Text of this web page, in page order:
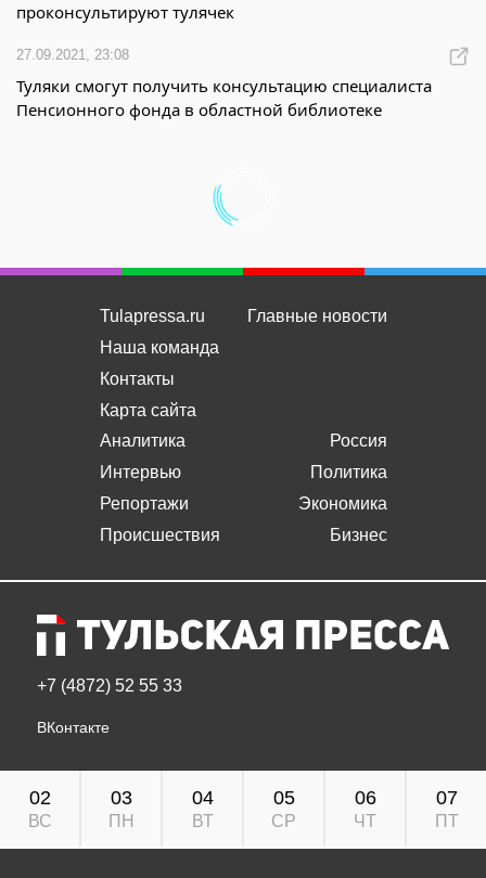
проконсультируют тулячек
27.09.2021, 23:08
Туляки смогут получить консультацию специалиста
Пенсионного фонда в областной библиотеке
Tulapressa.ru
Наша команда
Контакты
Карта сайта
Главные новости
Аналитика
Интервью
Репортажи
Происшествия
Россия
Политика
Экономика
Бизнес
+7 (4872) 52 55 33
ВКонтакте
02
ВС
03
ПН
04
ВТ
05
СР
06
ЧТ
07
ПТ